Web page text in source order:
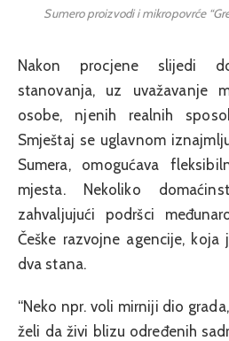
Sumero proizvodi i mikropovrće
Nakon procjene slijedi
stanovanja, uz uvažavanje
osobe, njenih realnih
Smještaj se uglavnom
Sumera, omogućava
mjesta. Nekoliko
zahvaljujući podršci
Češke razvojne agencije, koja
dva stana.
“Neko npr. voli mirniji dio
želi da živi blizu određenih